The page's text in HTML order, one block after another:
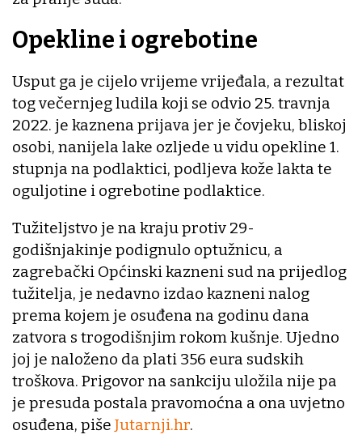
Opekline i ogrebotine
Usput ga je cijelo vrijeme vrijeđala, a rezultat
tog večernjeg ludila koji se odvio 25. travnja
2022. je kaznena prijava jer je čovjeku, bliskoj
osobi, nanijela lake ozljede u vidu opekline 1.
stupnja na podlaktici, podljeva kože lakta te
oguljotine i ogrebotine podlaktice.
Tužiteljstvo je na kraju protiv 29-
godišnjakinje podignulo optužnicu, a
zagrebački Općinski kazneni sud na prijedlog
tužitelja, je nedavno izdao kazneni nalog
prema kojem je osuđena na godinu dana
zatvora s trogodišnjim rokom kušnje. Ujedno
joj je naloženo da plati 356 eura sudskih
troškova. Prigovor na sankciju uložila nije pa
je presuda postala pravomoćna a ona uvjetno
osuđena, piše Jutarnji.hr.